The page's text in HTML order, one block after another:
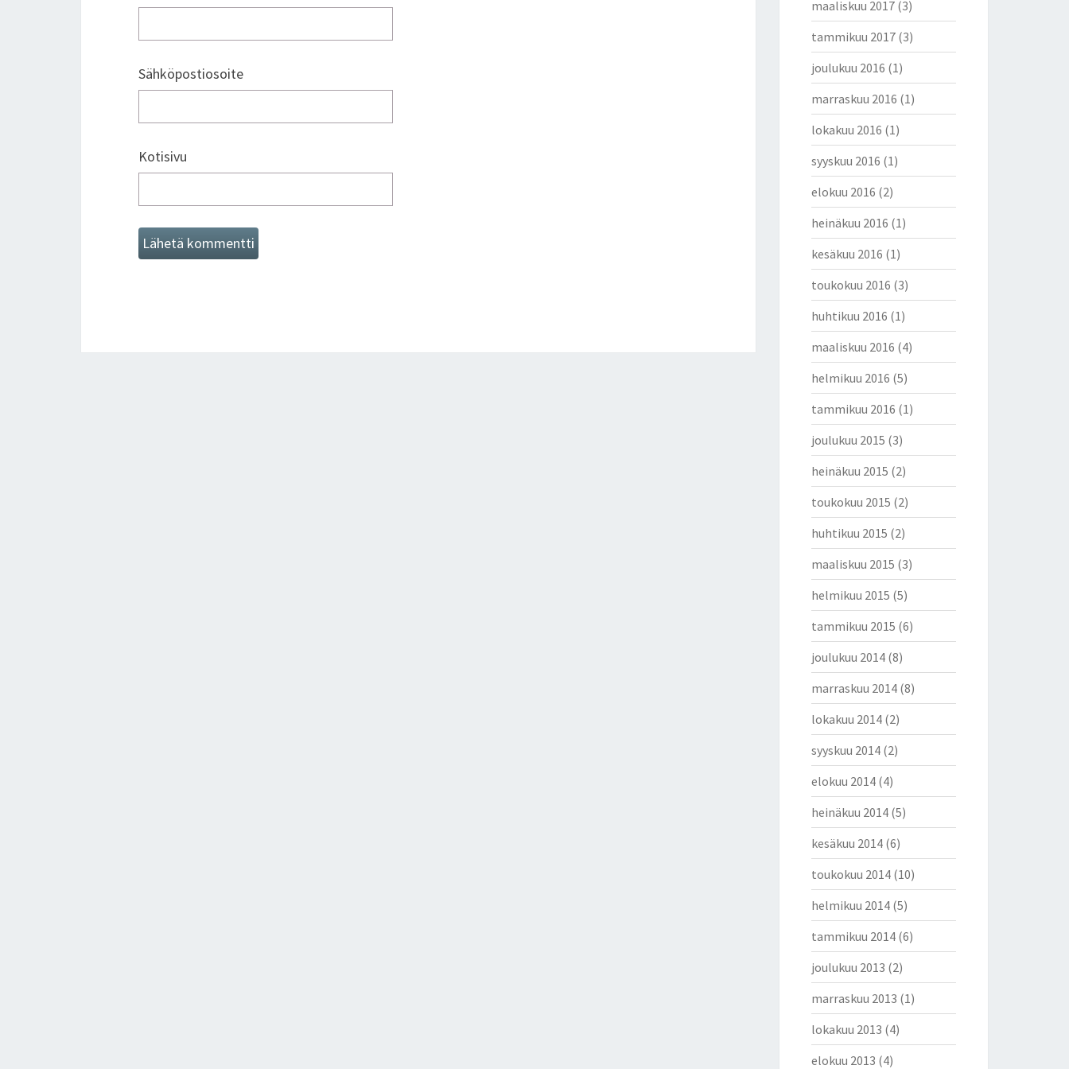
Sähköpostiosoite
Kotisivu
maaliskuu 2017(3)
tammikuu 2017(3)
joulukuu 2016 (1)
marraskuu 2016 (1)
lokakuu 2016 (1)
syyskuu 2016 (1)
elokuu 2016 (2)
heinäkuu 2016 (1)
kesäkuu 2016 (1)
toukokuu 2016 (3)
huhtikuu 2016 (1)
maaliskuu 2016 (4)
helmikuu 2016 (5)
tammikuu 2016 (1)
joulukuu 2015 (3)
heinäkuu 2015 (2)
toukokuu 2015 (2)
huhtikuu 2015 (2)
maaliskuu 2015 (3)
helmikuu 2015 (5)
tammikuu 2015 (6)
joulukuu 2014(8)
marraskuu 2014(8)
lokakuu 2014(2)
syyskuu 2014(2)
elokuu 2014(4)
heinäkuu 2014(5)
kesäkuu 2014(6)
toukokuu 2014(10)
helmikuu 2014(5)
tammikuu 2014(6)
joulukuu 2013 (2)
marraskuu 2013 (1)
lokakuu 2013 (4)
elokuu 2013 (4)